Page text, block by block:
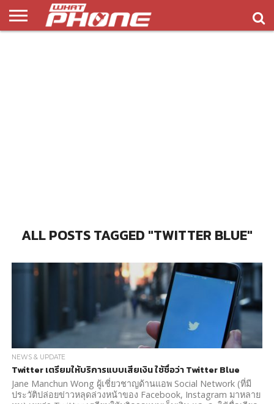
ALL POSTS TAGGED "TWITTER BLUE"
NEWS & UPDATE
Twitter เตรียมให้บริการแบบเสียเงิน ใช้ชื่อว่า Twitter Blue
Jane Manchun Wong ผู้เชี่ยวชาญด้านแอพ Social Network (ที่มี
ประวัติปล่อยข่าวหลุดล่วงหน้าของ Facebook, Instagram มาหลาย